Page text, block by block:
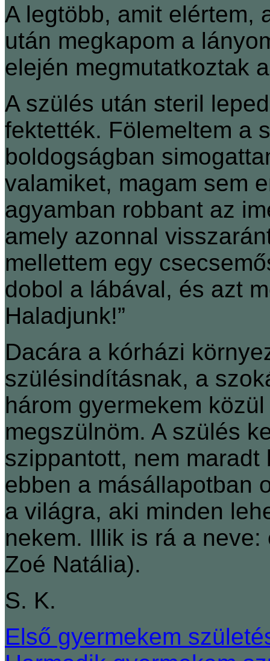
A legtöbb, amit elértem,
után megkapom a
elején megmutatkoztak
A szülés után steril
fektették. Fölemeltem a
boldogságban
valamiket, magam sem
agyamban robbant az
amely azonnal
mellettem egy
dobol a lábával, és azt
Haladjunk!”
Dacára a kórházi
szülésindításnak, a
három gyermekem
megszülnöm. A szülés
szippantott, nem
ebben a másállapotban
a világra, aki minden
nekem. Illik is rá a
Zoé Natália).
S. K.
Első gyermekem